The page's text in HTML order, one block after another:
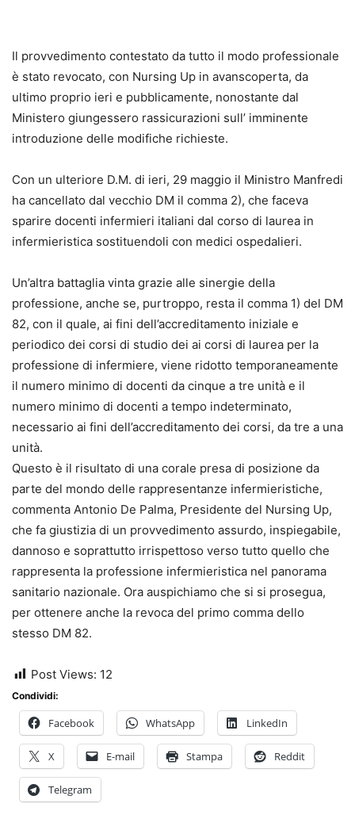
Il provvedimento contestato da tutto il modo professionale
è stato revocato, con Nursing Up in avanscoperta, da
ultimo proprio ieri e pubblicamente, nonostante dal
Ministero giungessero rassicurazioni sull’ imminente
introduzione delle modifiche richieste.
Con un ulteriore D.M. di ieri, 29 maggio il Ministro Manfredi
ha cancellato dal vecchio DM il comma 2), che faceva
sparire docenti infermieri italiani dal corso di laurea in
infermieristica sostituendoli con medici ospedalieri.
Un’altra battaglia vinta grazie alle sinergie della
professione, anche se, purtroppo, resta il comma 1) del DM
82, con il quale, ai fini dell’accreditamento iniziale e
periodico dei corsi di studio dei ai corsi di laurea per la
professione di infermiere, viene ridotto temporaneamente
il numero minimo di docenti da cinque a tre unità e il
numero minimo di docenti a tempo indeterminato,
necessario ai fini dell’accreditamento dei corsi, da tre a una
unità.
Questo è il risultato di una corale presa di posizione da
parte del mondo delle rappresentanze infermieristiche,
commenta Antonio De Palma, Presidente del Nursing Up,
che fa giustizia di un provvedimento assurdo, inspiegabile,
dannoso e soprattutto irrispettoso verso tutto quello che
rappresenta la professione infermieristica nel panorama
sanitario nazionale. Ora auspichiamo che si si prosegua,
per ottenere anche la revoca del primo comma dello
stesso DM 82.
Post Views: 12
Condividi:
Facebook WhatsApp LinkedIn
X E-mail Stampa Reddit
Telegram